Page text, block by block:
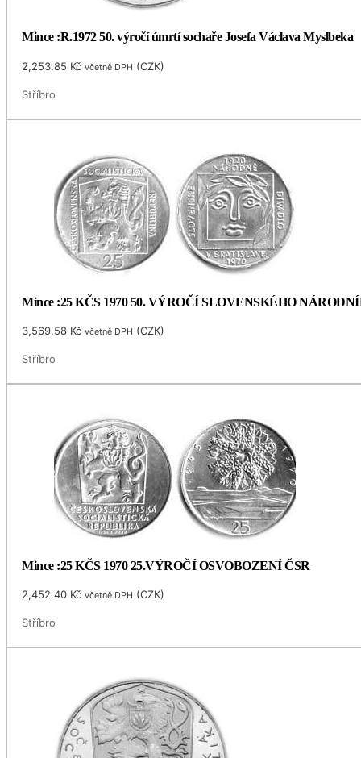
Mince :R.1972 50. výročí úmrtí sochaře Josefa Václava Myslbeka
2,253.85 Kč včetně DPH (CZK)
Stříbro
Mince :25 KČS 1970 50. VÝROČÍ SLOVENSKÉHO
3,569.58 Kč včetně DPH (CZK)
Stříbro
Mince :25 KČS 1970 25.VÝROČÍ OSVOBOZENÍ ČSR
2,452.40 Kč včetně DPH (CZK)
Stříbro